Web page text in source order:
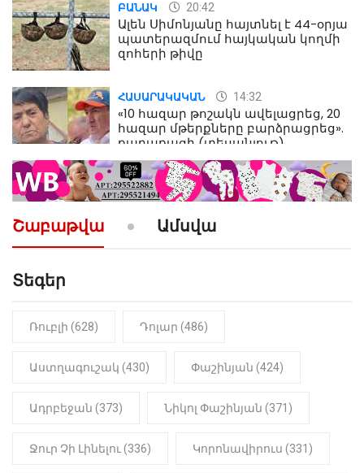
ԲԱՆԱԿ 20:42
Ալեն Սիմոնյանը հայտնել է 44-օրյա
պատերազմում հայկական կողմի
զոհերի թիվը
ՀԱՍԱՐԱԿԱԿԱՆ 14:32
«10 հազար թոշակն ավելացրեց, 20
հազար մթերքները բարձրացրեց».
քաղաքացի (տեսանյութ)
ՔԱՂԱՔԱԿԱՆ 10:52
«Լեզվիդ տալու փոխարեն
արտաբերիր այս երկու
նախադասությունը»․ Իշխան
Նիկոլ Փաշինյան
ԻՐԱԴԱՐՁԱՅԻՆ 22:01
մանկապղծության համար
մարմինը
Շաբաթվա Ամսվա
Տեգեր
Ռուբլի (628) Դոլար (486)
Աստղագուշակ (430) Փաշինյան (424)
Ադրբեջան (373) Նիկոլ Փաշինյան (371)
Ջուր Չի Լինելու (336) Կորոնավիրուս (331)